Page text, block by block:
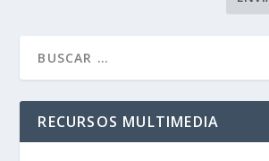
RECURSOS MULTIMEDIA